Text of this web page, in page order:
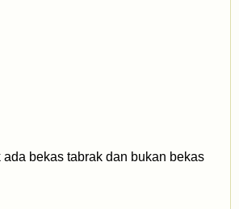
bekas tabrak dan bukan bekas